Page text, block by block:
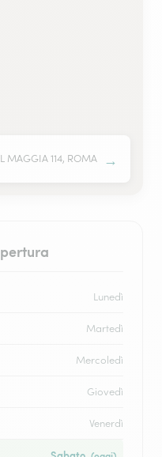
MAGGIA 114, ROMA →
Lunedì
Martedì
Mercoledì
Giovedì
Venerdì